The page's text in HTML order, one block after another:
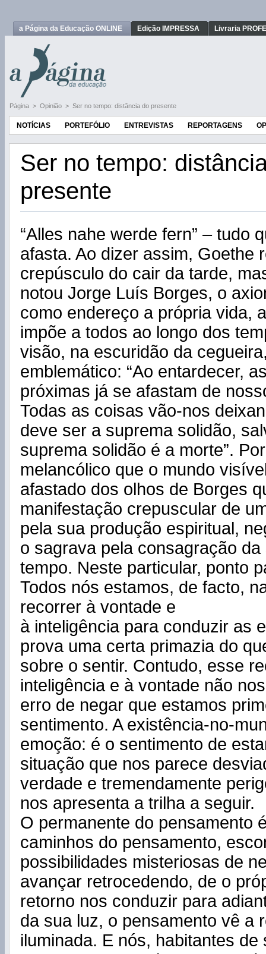
a Página da Educação ONLINE Edição IMPRESSA Livraria
Página > Opinião > Ser no tempo: distância do presente
NOTÍCIAS PORTEFÓLIO ENTREVISTAS REPORTAGENS
Ser no tempo:
presente
“Alles nahe werde fern” – tudo
afasta. Ao dizer assim, Goethe
crepúsculo do cair da tarde,
notou Jorge Luís Borges, o
como endereço a própria vida,
impõe a todos ao longo dos
visão, na escuridão da
emblemático: “Ao entardecer,
próximas já se afastam de
Todas as coisas vão-nos
deve ser a suprema solidão,
suprema solidão é a morte”.
melancólico que o mundo
afastado dos olhos de Borges
manifestação crepuscular de
pela sua produção espiritual,
o sagrava pela consagração
tempo. Neste particular, ponto
Todos nós estamos, de facto,
recorrer à vontade e
à inteligência para conduzir as
prova uma certa primazia do
sobre o sentir. Contudo, esse
inteligência e à vontade não
erro de negar que estamos
sentimento. A existência-no-
emoção: é o sentimento de
situação que nos parece
verdade e tremendamente
nos apresenta a trilha a seguir.
O permanente do pensamento
caminhos do pensamento,
possibilidades misteriosas de
avançar retrocedendo, de o
retorno nos conduzir para
da sua luz, o pensamento vê a
iluminada. E nós, habitantes de